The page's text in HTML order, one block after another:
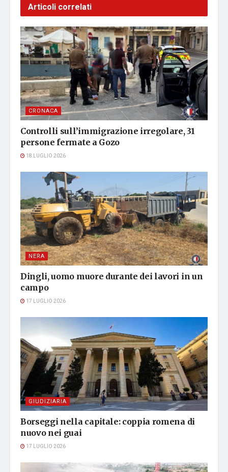
Articoli correlati
CRONACA
Controlli sull’immigrazione irregolare, 31
persone fermate a Gozo
18 LUGLIO 2026
NERA
Dingli, uomo muore durante dei lavori in un
campo
17 LUGLIO 2026
GIUDIZIARIA
Borseggi nella capitale: coppia romena di
nuovo nei guai
17 LUGLIO 2026